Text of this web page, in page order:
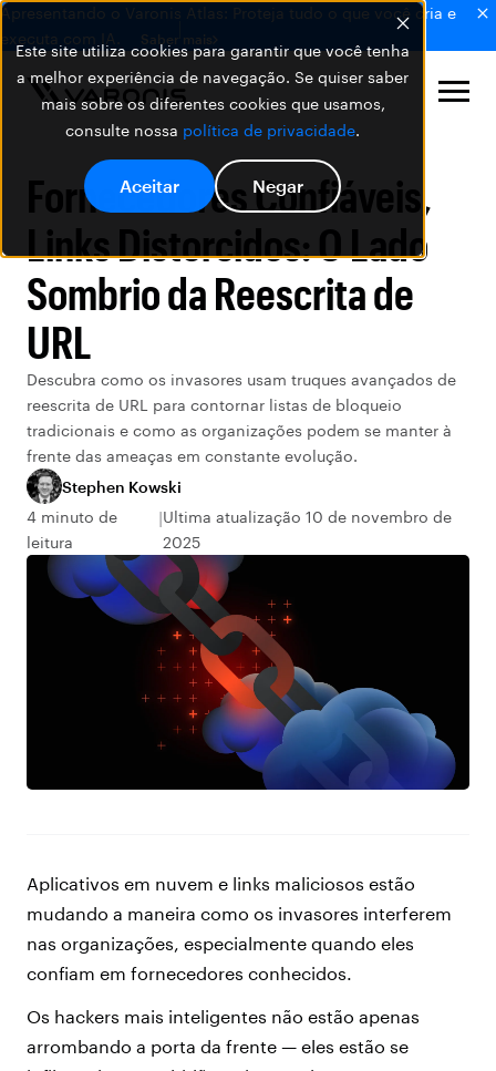
Este site utiliza cookies para garantir que você tenha
a melhor experiência de navegação. Se quiser saber
mais sobre os diferentes cookies que usamos,
consulte nossa política de privacidade.
Aceitar Negar
Apresentando o Varonis Atlas: Proteja tudo o que você cria e
executa com IA.
Saber mais
Fornecedores Confiáveis,
Links Distorcidos: O Lado
Sombrio da Reescrita de
URL
Descubra como os invasores usam truques avançados de
reescrita de URL para contornar listas de bloqueio
tradicionais e como as organizações podem se manter à
frente das ameaças em constante evolução.
Stephen Kowski
4 minuto de
leitura
Ultima atualização 10 de novembro de
2025
Aplicativos em nuvem e links maliciosos estão
mudando a maneira como os invasores interferem
nas organizações, especialmente quando eles
confiam em fornecedores conhecidos.
Os hackers mais inteligentes não estão apenas
arrombando a porta da frente — eles estão se